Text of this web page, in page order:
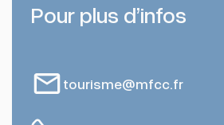
Pour plus d’infos
tourisme@mfcc.fr